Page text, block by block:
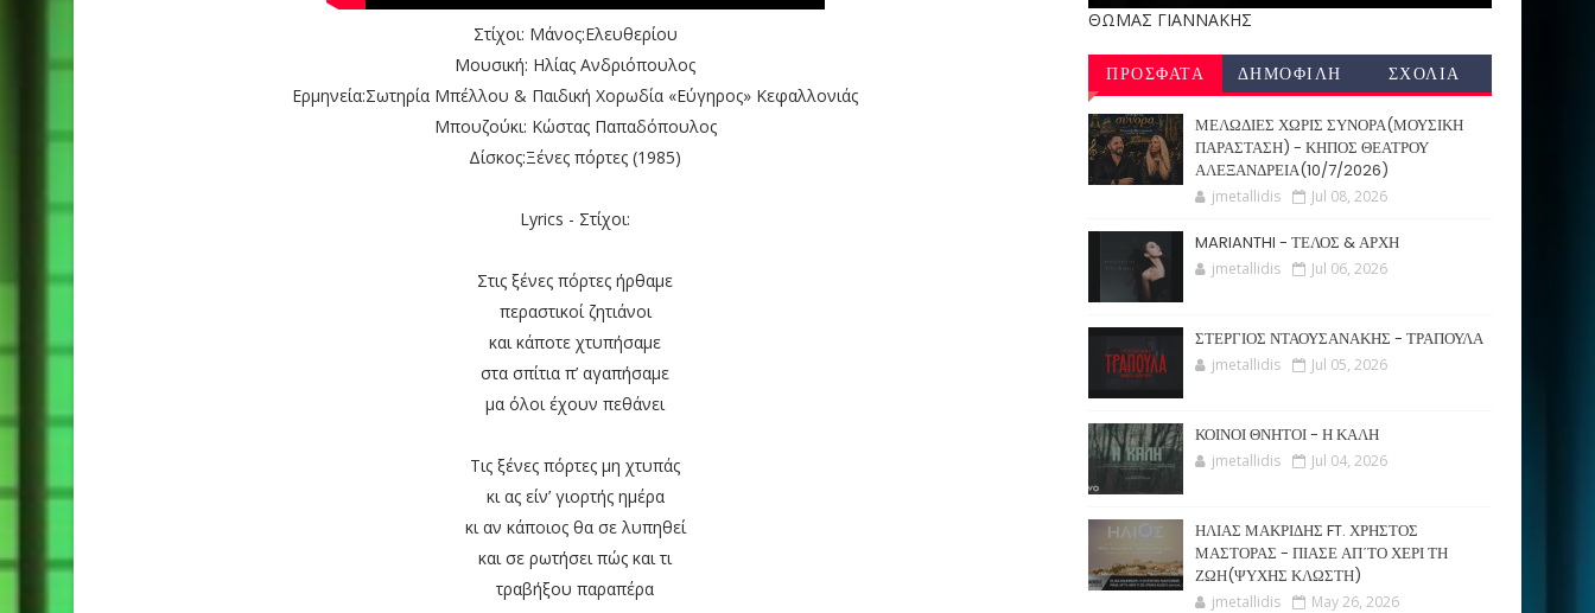
Στίχοι: Μάνος:Ελευθερίου
Μουσική: Ηλίας Ανδριόπουλος
Ερμηνεία:Σωτηρία Μπέλλου & Παιδική Χορωδία «Εύγηρος» Κεφαλλονιάς
Μπουζούκι: Κώστας Παπαδόπουλος
Δίσκος:Ξένες πόρτες (1985)
Lyrics - Στίχοι:
Στις ξένες πόρτες ήρθαμε
περαστικοί ζητιάνοι
και κάποτε χτυπήσαμε
στα σπίτια π’ αγαπήσαμε
μα όλοι έχουν πεθάνει
Τις ξένες πόρτες μη χτυπάς
κι ας είν’ γιορτής ημέρα
κι αν κάποιος θα σε λυπηθεί
και σε ρωτήσει πώς και τι
τραβήξου παραπέρα
ΘΩΜΑΣ ΓΙΑΝΝΑΚΗΣ
ΠΡΟΣΦΑΤΑ ΔΗΜΟΦΙΛΗ ΣΧΟΛΙΑ
ΜΕΛΩΔΙΕΣ ΧΩΡΙΣ ΣΥΝΟΡΑ(ΜΟΥΣΙΚΗ
ΠΑΡΑΣΤΑΣΗ) - ΚΗΠΟΣ ΘΕΑΤΡΟΥ
ΑΛΕΞΑΝΔΡΕΙΑ(10/7/2026)
jmetallidis Jul 08, 2026
MARIANTHI - ΤΕΛΟΣ & ΑΡΧΗ
jmetallidis Jul 06, 2026
ΣΤΕΡΓΙΟΣ ΝΤΑΟΥΣΑΝΑΚΗΣ - ΤΡΑΠΟΥΛΑ
jmetallidis Jul 05, 2026
ΚΟΙΝΟΙ ΘΝΗΤΟΙ - Η ΚΑΛΗ
jmetallidis Jul 04, 2026
ΗΛΙΑΣ ΜΑΚΡΙΔΗΣ FT. ΧΡΗΣΤΟΣ
ΜΑΣΤΟΡΑΣ - ΠΙΑΣΕ ΑΠ΄ΤΟ ΧΕΡΙ ΤΗ
ΖΩΗ(ΨΥΧΗΣ ΚΛΩΣΤΗ)
jmetallidis May 26, 2026